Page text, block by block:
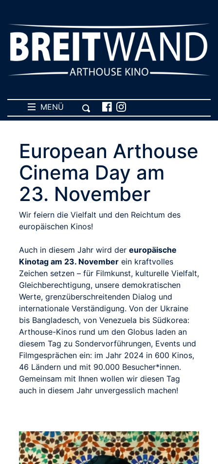
MENÜ
European Arthouse
Cinema Day am
23. November
Wir feiern die Vielfalt und den Reichtum des
europäischen Kinos!
Auch in diesem Jahr wird der europäische
Kinotag am 23. November ein kraftvolles
Zeichen setzen – für Filmkunst, kulturelle Vielfalt,
Gleichberechtigung, unsere demokratischen
Werte, grenzüberschreitenden Dialog und
internationale Verständigung. Von der Ukraine
bis Bangladesch, von Venezuela bis Südkorea:
Arthouse-Kinos rund um den Globus laden an
diesem Tag zu Sondervorführungen, Events und
Filmgesprächen ein: im Jahr 2024 in 600 Kinos,
46 Ländern und mit 90.000 Besucher*innen.
Gemeinsam mit Ihnen wollen wir diesen Tag
auch in diesem Jahr unvergesslich machen!